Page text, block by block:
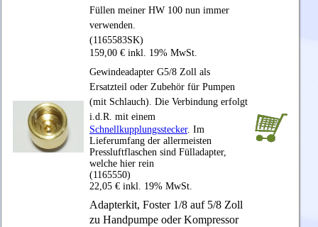
Füllen meiner HW 100 nun immer
verwenden.
(1165583SK)
159,00 € inkl. 19% MwSt.
Gewindeadapter G5/8 Zoll als
Ersatzteil oder Zubehör für Pumpen
(mit Schlauch). Die Verbindung erfolgt
i.d.R. mit einem
Schnellkupplungsstecker. Im
Lieferumfang der allermeisten
Pressluftflaschen sind Fülladapter,
welche hier rein
(1165550)
22,05 € inkl. 19% MwSt.
Adapterkit, Foster 1/8 auf 5/8 Zoll
zu Handpumpe oder Kompressor